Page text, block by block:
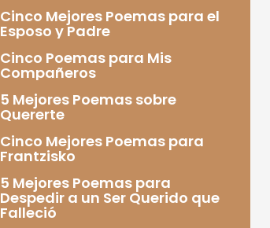
Cinco Mejores Poemas para el
Esposo y Padre
Cinco Poemas para Mis
Compañeros
5 Mejores Poemas sobre
Quererte
Cinco Mejores Poemas para
Frantzisko
5 Mejores Poemas para
Despedir a un Ser Querido que
Falleció